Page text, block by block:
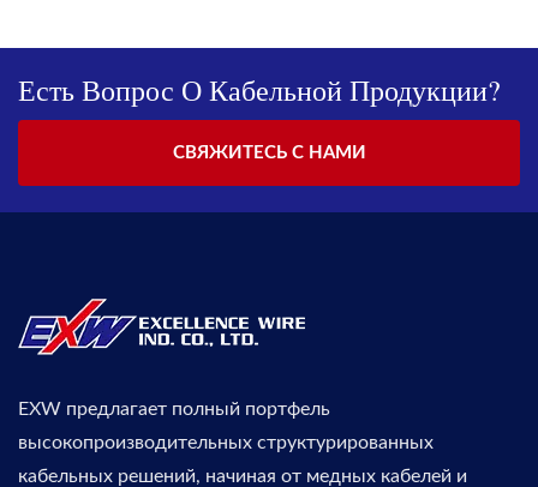
Есть Вопрос О Кабельной Продукции?
СВЯЖИТЕСЬ С НАМИ
EXW предлагает полный портфель
высокопроизводительных структурированных
кабельных решений, начиная от медных кабелей и